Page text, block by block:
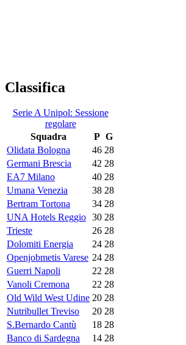
Classifica
Serie A Unipol: Sessione
regolare
Squadra
P G
Olidata Bologna
46 28
Germani Brescia
42 28
EA7 Milano
40 28
Umana Venezia
38 28
Bertram Tortona
34 28
UNA Hotels Reggio 30 28
Trieste
26 28
Dolomiti Energia
24 28
Openjobmetis Varese 24 28
Guerri Napoli
22 28
Vanoli Cremona
22 28
Old Wild West Udine 20 28
Nutribullet Treviso
20 28
S.Bernardo Cantù
18 28
Banco di Sardegna
14 28